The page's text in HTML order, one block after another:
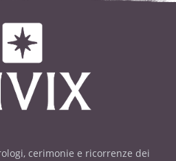
cerimonie e ricorrenze dei